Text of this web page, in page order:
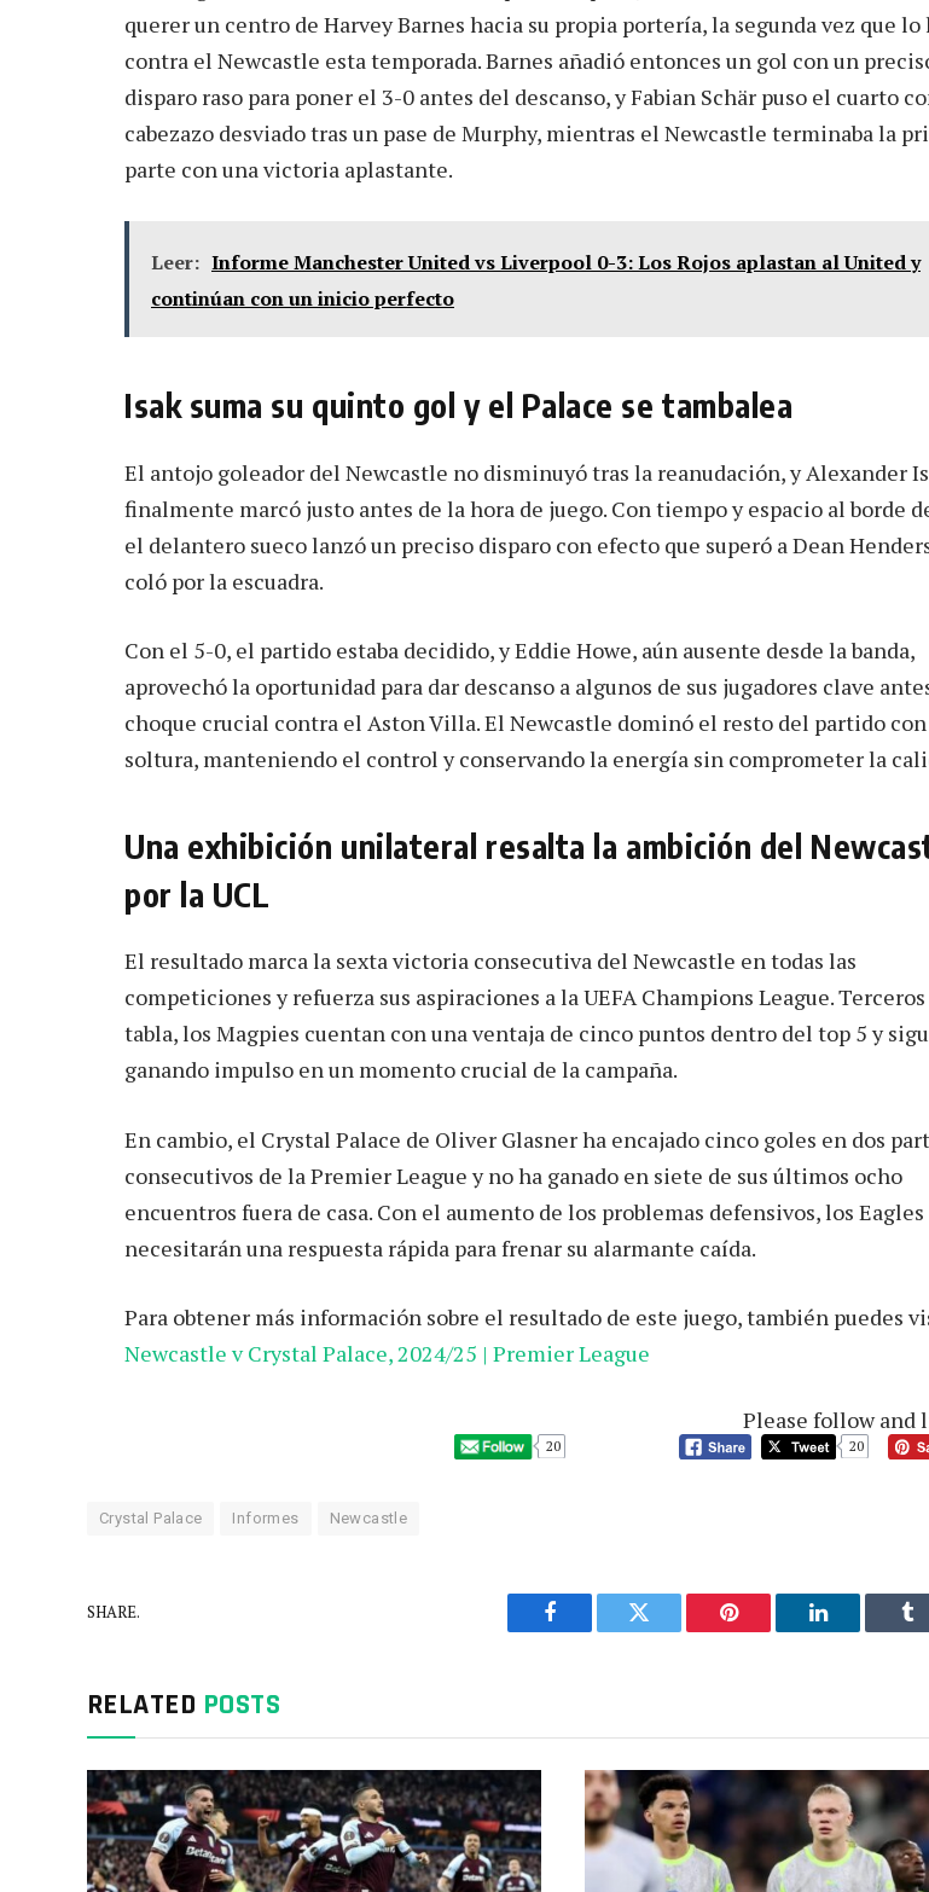
querer un centro de Harvey Barnes hacia su propia portería, la segunda vez que lo
contra el Newcastle esta temporada. Barnes añadió entonces un gol con un
disparo raso para poner el 3-0 antes del descanso, y Fabian Schär puso el cuarto
cabezazo desviado tras un pase de Murphy, mientras el Newcastle terminaba la
parte con una victoria aplastante.
Leer: Informe Manchester United vs Liverpool 0-3: Los Rojos aplastan al United y
continúan con un inicio perfecto
Isak suma su quinto gol y el Palace se tambalea
El antojo goleador del Newcastle no disminuyó tras la reanudación, y Alexander
finalmente marcó justo antes de la hora de juego. Con tiempo y espacio al borde
el delantero sueco lanzó un preciso disparo con efecto que superó a Dean
coló por la escuadra.
Con el 5-0, el partido estaba decidido, y Eddie Howe, aún ausente desde la banda,
aprovechó la oportunidad para dar descanso a algunos de sus jugadores clave
choque crucial contra el Aston Villa. El Newcastle dominó el resto del partido con
soltura, manteniendo el control y conservando la energía sin comprometer la
Una exhibición unilateral resalta la ambición del
por la UCL
El resultado marca la sexta victoria consecutiva del Newcastle en todas las
competiciones y refuerza sus aspiraciones a la UEFA Champions League.
tabla, los Magpies cuentan con una ventaja de cinco puntos dentro del top 5 y
ganando impulso en un momento crucial de la campaña.
En cambio, el Crystal Palace de Oliver Glasner ha encajado cinco goles en dos
consecutivos de la Premier League y no ha ganado en siete de sus últimos ocho
encuentros fuera de casa. Con el aumento de los problemas defensivos, los Eagles
necesitarán una respuesta rápida para frenar su alarmante caída.
Para obtener más información sobre el resultado de este juego, también puedes
Newcastle v Crystal Palace, 2024/25 | Premier League
Please follow and
20 20
Crystal Palace Informes Newcastle
SHARE.
Facebook Twitter Pinterest LinkedIn
RELATED POSTS